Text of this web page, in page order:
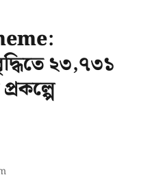
২৩,৭৩১